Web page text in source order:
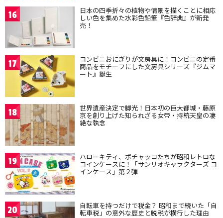
16 日本の四季折々の植物や情景を描くことに相応
しい色を集めた水彩色鉛筆『色辞典』が新発
売！
17 コンビニおにぎりが文房具に！コンビニの定番
商品をモチーフにした文房具シリーズ『ジムマ
ート』誕生
18 世界遺産決定で脚光！日本初の巨大都城・藤原
京を創り上げた知られざる女帝・持統天皇の凄
絶な執念
19 ハローキティ、ポチャッコたちが昭和レトロな
コインケースに！「サンリオキャラクターズ コ
インケース」第２弾
20 自転車を持つだけで税金？ 昭和まで続いた「自
転車税」の意外な歴史と脱税が横行した理由